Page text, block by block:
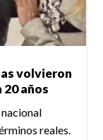
volvieron
20 años
reales.